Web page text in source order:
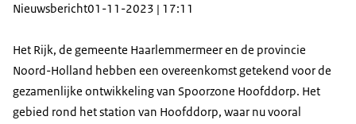
Nieuwsbericht01-11-2023 | 17:11
Het Rijk, de gemeente Haarlemmermeer en de provincie
Noord-Holland hebben een overeenkomst getekend voor de
gezamenlijke ontwikkeling van Spoorzone Hoofddorp. Het
gebied rond het station van Hoofddorp, waar nu vooral